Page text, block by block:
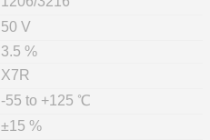
50 V
3.5 %
X7R
-55 to +125 ℃
±15 %